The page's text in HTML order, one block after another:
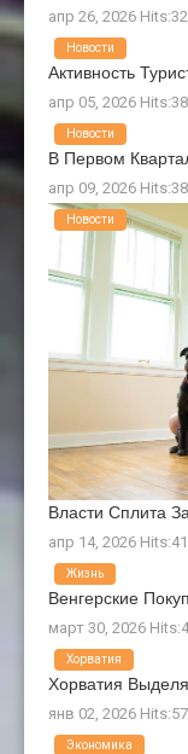
апр 26, 2026
Активность
апр 05, 2026
Новости
В Первом
апр 09, 2026
Новости
Власти Сплита
апр 14, 2026
Новости
Венгерские
март 30, 2026
Жизнь
Хорватия
янв 02, 2026
Хорватия
Экономика